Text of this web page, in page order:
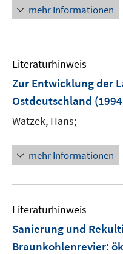
mehr Informationen
Literaturhinweis
Zur Entwicklung der
Ostdeutschland
Watzek, Hans;
mehr Informationen
Literaturhinweis
Sanierung und
Braunkohlenrevier: